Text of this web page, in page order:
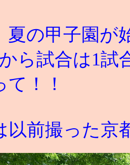
夏の甲子園が
ら試合は1試
！！
以前撮った京